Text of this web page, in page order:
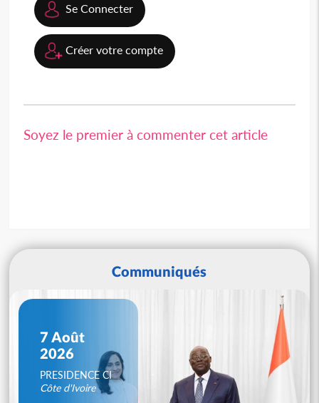
Se Connecter
Créer votre compte
Soyez le premier à commenter cet article
Communiqués
7 Août
2026
PRESIDENCE CI
Côte d'Ivoire